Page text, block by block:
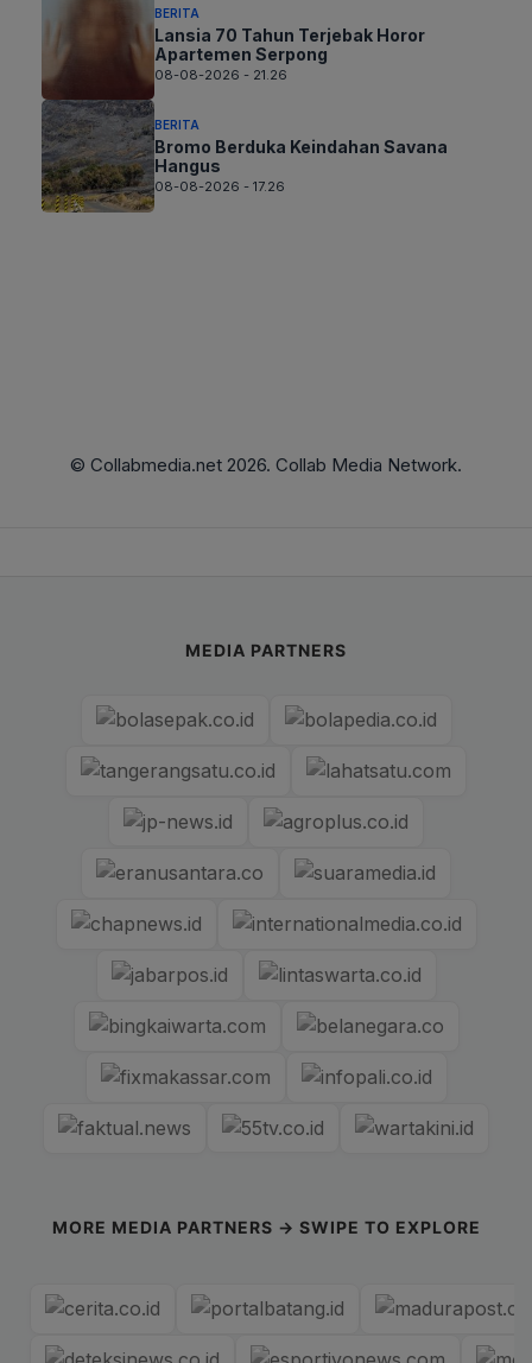
BERITA
Lansia 70 Tahun Terjebak Horor
Apartemen Serpong
08-08-2026 - 21.26
BERITA
Bromo Berduka Keindahan Savana
Hangus
08-08-2026 - 17.26
© Collabmedia.net 2026. Collab Media Network.
MEDIA PARTNERS
MORE MEDIA PARTNERS → SWIPE TO EXPLORE